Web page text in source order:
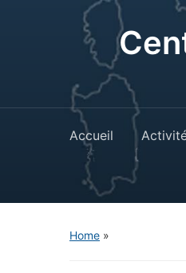
Accueil
Home »